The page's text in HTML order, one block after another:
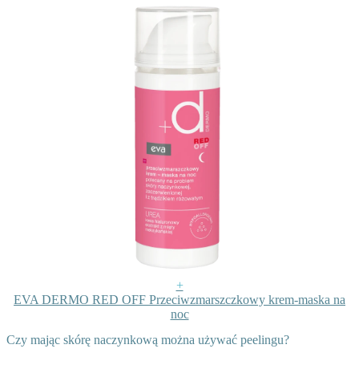
+
EVA DERMO RED OFF Przeciwzmarszczkowy krem-maska na
noc
Czy mając skórę naczynkową można używać peelingu?